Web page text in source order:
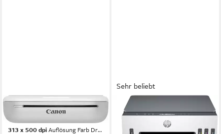
CANON
Zoemini 2 Fotodrucker
313 x 500 dpi Auflösung Farb Druck
Sehr beliebt
HP
Smart Tank 7005
Multifunktionsdrucker